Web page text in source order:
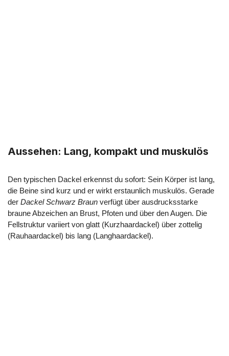
Aussehen: Lang, kompakt und muskulös
Den typischen Dackel erkennst du sofort: Sein Körper ist lang,
die Beine sind kurz und er wirkt erstaunlich muskulös. Gerade
der Dackel Schwarz Braun verfügt über ausdrucksstarke
braune Abzeichen an Brust, Pfoten und über den Augen. Die
Fellstruktur variiert von glatt (Kurzhaardackel) über zottelig
(Rauhaardackel) bis lang (Langhaardackel).